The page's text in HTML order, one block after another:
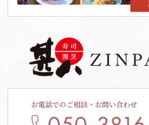
お電話でのご相談・お問い合わせ